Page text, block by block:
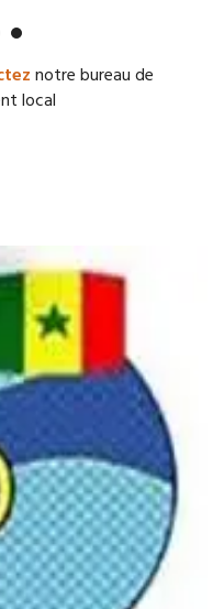
notre bureau de
local